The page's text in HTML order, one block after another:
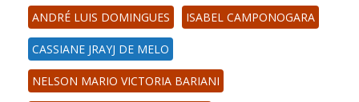
ANDRÉ LUIS DOMINGUES ISABEL CAMPONOGARA
CASSIANE JRAYJ DE MELO
NELSON MARIO VICTORIA BARIANI